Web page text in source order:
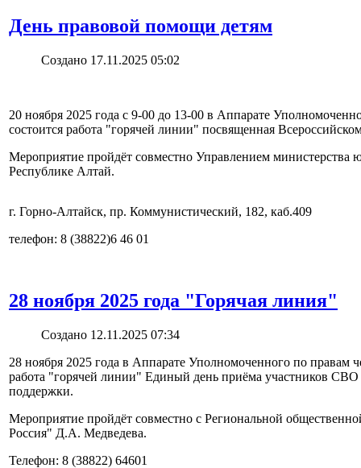
День правовой помощи детям
Создано 17.11.2025 05:02
20 ноября 2025 года с 9-00 до 13-00 в Аппарате
состоится работа "горячей линии" посвященная
Мероприятие пройдёт совместно Управлением министерства
Республике Алтай.
г. Горно-Алтайск, пр. Коммунистический, 182, каб.409
телефон: 8 (38822)6 46 01
28 ноября 2025 года "Горячая линия"
Создано 12.11.2025 07:34
28 ноября 2025 года в Аппарате Уполномоченного по правам
работа "горячей линии" Единый день приёма участников
поддержки.
Мероприятие пройдёт совместно с Региональной
Россия" Д.А. Медведева.
Телефон: 8 (38822) 64601